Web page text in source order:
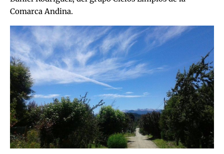
Comarca Andina.